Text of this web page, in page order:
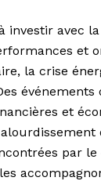
investir avec
et
la crise
et
par le